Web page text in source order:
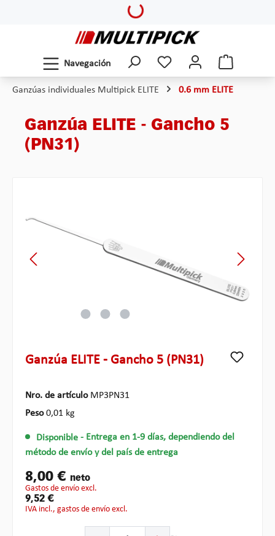
Loading...
Navegación
Ganzúas individuales Multipick ELITE 0.6 mm ELITE
Ganzúa ELITE - Gancho 5
(PN31)
Ganzúa ELITE - Gancho 5 (PN31)
Nro. de artículo MP3PN31
Peso0,01 kg
Disponible - Entrega en 1-9 días, dependiendo del
método de envío y del país de entrega
8,00 € neto
gastos de envío excl.
9,52 €
IVA incl., gastos de envío excl.